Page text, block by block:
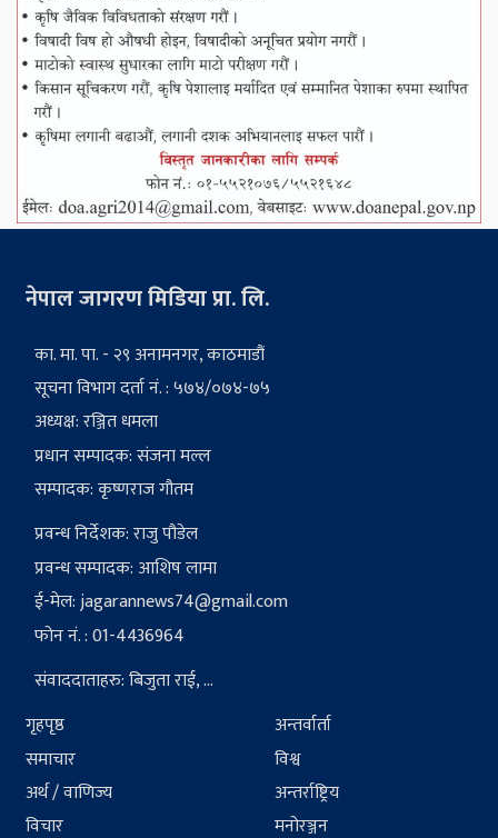
नेपाल जागरण मिडिया प्रा. लि.
का. मा. पा. - २९ अनामनगर, काठमाडौं
सूचना विभाग दर्ता नं. : ५७४/०७४-७५
अध्यक्ष: रञ्जित धमला
प्रधान सम्पादक: संजना मल्ल
सम्पादक: कृष्णराज गौतम
प्रवन्ध निर्देशक: राजु पौडेल
प्रवन्ध सम्पादक: आशिष लामा
ई-मेल:jagarannews74@gmail.com
फोन नं. : 01-4436964
संवाददाताहरु: बिजुता राई, ...
गृहपृष्ठ
समाचार
अर्थ / वाणिज्य
विचार
अन्तर्वार्ता
विश्व
अन्तर्राष्ट्रिय
मनोरञ्जन